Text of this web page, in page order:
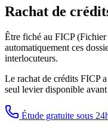
Rachat de
Être fiché au FICP (Fichier
automatiquement ces
interlocuteurs.
Le rachat de crédits FICP
seul levier disponible
Étude gratuite sous